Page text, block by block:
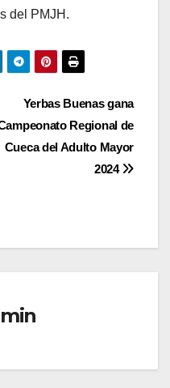
del PMJH.
Yerbas Buenas gana
Regional de
Cueca del Adulto Mayor
2024